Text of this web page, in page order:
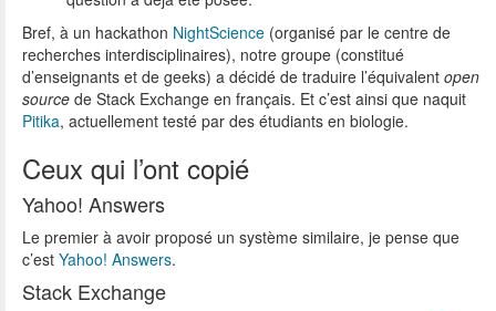
Bref, à un hackathon NightScience (organisé par le centre de
recherches interdisciplinaires), notre groupe (constitué
d’enseignants et de geeks) a décidé de traduire l’équivalent open
source de Stack Exchange en français. Et c’est ainsi que naquit
Pitika, actuellement testé par des étudiants en biologie.
Ceux qui l’ont copié
Yahoo! Answers
Le premier à avoir proposé un système similaire, je pense que
c’est Yahoo! Answers.
Stack Exchange